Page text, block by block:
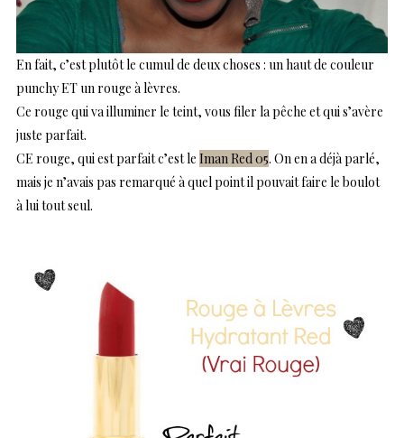
En fait, c’est plutôt le cumul de deux choses : un haut de couleur
punchy ET un rouge à lèvres.
Ce rouge qui va illuminer le teint, vous filer la pêche et qui s’avère
juste parfait.
CE rouge, qui est parfait c’est le Iman Red 05. On en a déjà parlé,
mais je n’avais pas remarqué à quel point il pouvait faire le boulot
à lui tout seul.